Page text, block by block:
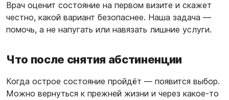
Врач оценит состояние на первом визите и скажет
честно, какой вариант безопаснее. Наша задача —
помочь, а не напугать или навязать лишние услуги.
Что после снятия абстиненции
Когда острое состояние пройдёт — появится выбор.
Можно вернуться к прежней жизни и через какое-то